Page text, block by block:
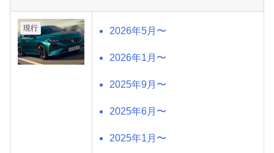
現行 2026年5月〜
2026年1月〜
2025年9月〜
2025年6月〜
2025年1月〜